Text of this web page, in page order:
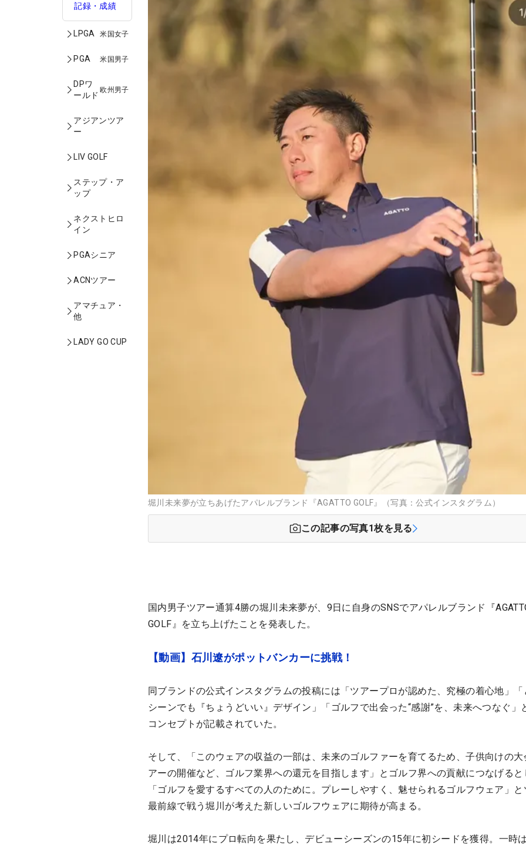
記録・成績
LPGA 米国女子
PGA 米国男子
DPワ
ールド
欧州男子
アジアンツア
ー
LIV GOLF
ステップ・ア
ップ
ネクストヒロ
イン
PGAシニア
ACNツアー
アマチュア・
他
LADY GO CUP
堀川未来夢が立ちあげたアパレルブランド『AGATTO GOLF』（写真：公式インスタグラム）
この記事の写真1枚を見る
国内男子ツアー通算4勝の堀川未来夢が、9日に自身のSNSでアパレルブランド『
GOLF』を立ち上げたことを発表した。
【動画】石川遼がポットバンカーに挑戦！
同ブランドの公式インスタグラムの投稿には「ツアープロが認めた、究極の着心地」「
シーンでも『ちょうどいい』デザイン」「ゴルフで出会った“感謝”を、未来へつなぐ」
コンセプトが記載されていた。
そして、「このウェアの収益の一部は、未来のゴルファーを育てるため、子供向けの大
アーの開催など、ゴルフ業界への還元を目指します」とゴルフ界への貢献につなげると
「ゴルフを愛するすべての人のために。プレーしやすく、魅せられるゴルフウェア」
最前線で戦う堀川が考えた新しいゴルフウェアに期待が高まる。
堀川は2014年にプロ転向を果たし、デビューシーズンの15年に初シードを獲得。一時